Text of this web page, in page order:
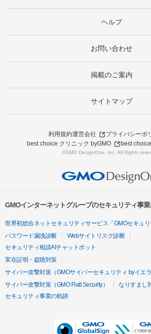
ヘルプ
お問い合わせ
掲載のご案内
サイトマップ
利用規約運営会社
プライバシーポ
best choice クリニック byGMO
best
©GMO DesignOne, Inc. All Rights
GMOインターネットグループのセキュリティ事
世界初総合ネットセキュリティサービス「GMOセキュリ
パスワード漏洩診断
Webサイトリスク診断
セキュリティ相談AIチャットボット
実在証明・盗聴対策
サイバー攻撃対策（GMOサイバーセキュリティ byイエラ
サイバー攻撃対策（GMO Flatt Security）
なりすまし
セキュリティ事業の軌跡